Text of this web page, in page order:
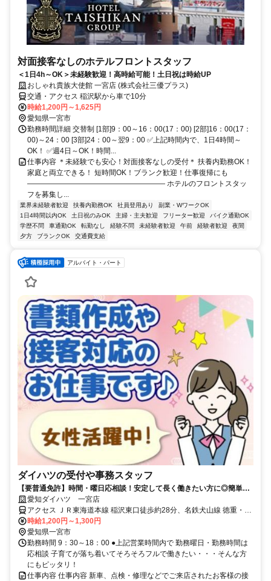
対面接客なしのホテルフロントスタッフ
＜1日4h～OK＞未経験歓迎！高時給可能！土日祝は時給UP
おしゃれ貴族大使館 一宮店 (株式会社三優プラス)
交通・アクセス 稲沢駅から車で10分
時給1,200円～1,625円
愛知県一宮市
勤務時間詳細 交替制 [1部]9：00～16：00(17：00) [2部]16：00(17：
00)～24：00 [3部]24：00～翌9：00 ✅上記時間内で、1日4時間～
OK！ ✅週4日～OK！時間...
仕事内容 ＊未経験でも安心！対面接客なしの受付＊ 扶養内勤務OK！
家庭と両立できる！ 短時間OK！ブランク歓迎！仕事復帰にも
――――――――――――――――――― ホテルのフロントスタッ
フを募集し...
業界未経験者歓迎 扶養内勤務OK 社員登用あり
副業・WワークOK
1日4時間以内OK
土日祝のみOK 主婦・主夫歓迎 フリーター歓迎
バイク通勤OK
学歴不問
車通勤OK 転勤なし 経験不問 未経験者歓迎 午前 経験者歓迎
夜間
夕方
ブランクOK 交通費支給
アルバイト・パート
ダイハツの受付や事務スタッフ
【要普通免許】時間・曜日応相談！安定して長く働きたい方に◎簡単な
PC操作ができれば◎<長期休暇有>
愛知ダイハツ 一宮店
アクセス ＪＲ東海道本線 稲沢東口徒歩約28分、名鉄犬山線 徳重・名
古屋芸大犬山・岐阜・新可児方面口徒歩約35分、名鉄犬山線 大山寺
犬山方面口徒歩約41分 R22号「五日市場」交差点近く
時給1,200円～1,300円
愛知県一宮市
勤務時間 9：30～18：00 ●上記営業時間内で 勤務曜日・勤務時間は
応相談 子育てが落ち着いてそろそろフルで働きたい・・・そんな方
にもピッタリ！
仕事内容 仕事内容 新車、点検・修理などでご来店されたお客様の接